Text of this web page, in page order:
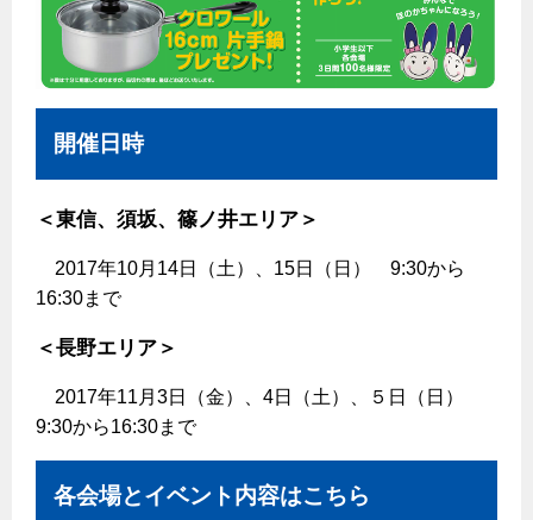
古くなったガス管の交換のおすすめ
正しい接続で安全に
長期使用製品安全点検制度について
換気と給排気設備の注意点
保安体制
ガス設備安全点検について
各種手続き
ガス使用開始のご案内
開催日時
＜東信、須坂、篠ノ井エリア＞
2017年10月14日（土）、15日（日） 9:30から
16:30まで
＜長野エリア＞
2017年11月3日（金）、4日（土）、５日（日）
9:30から16:30まで
各会場とイベント内容はこちら